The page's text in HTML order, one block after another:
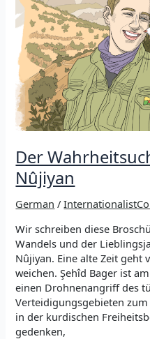
Der
Nûjiyan
German /
Wir schreiben diese
Wandels und der
Nûjiyan. Eine alte Zeit geht
weichen. Şehîd Bager ist
einen Drohnenangriff des
Verteidigungsgebieten
in der kurdischen
gedenken,